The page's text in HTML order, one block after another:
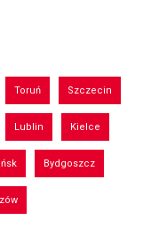
Toruń Szczecin
Lublin Kielce
Bydgoszcz